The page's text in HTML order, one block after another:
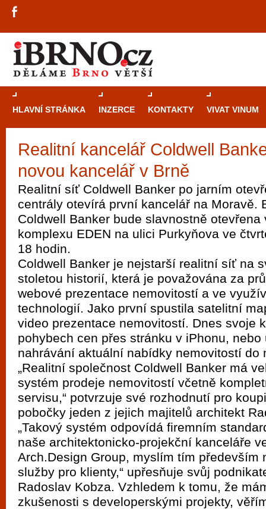
HLAVNÍ STRÁNKA INZERCE KONTAKTY VIVAT VINUM
Realitní kancelář Coldwell
novou kancelář v Brně
Realitní síť Coldwell Banker po jarním
centrály otevírá první kancelář na Moravě.
Coldwell Banker bude slavnostně
komplexu EDEN na ulici Purkyňova ve
18 hodin.
Coldwell Banker je nejstarší realitní síť na
stoletou historií, která je považována za
webové prezentace nemovitostí a ve
technologií. Jako první spustila satelitní
video prezentace nemovitostí. Dnes svoje
pohybech cen přes stránku v iPhonu, nebo
nahrávání aktuální nabídky nemovitostí do
„Realitní společnost Coldwell Banker má
systém prodeje nemovitostí včetně
servisu,“ potvrzuje své rozhodnutí pro
pobočky jeden z jejich majitelů architekt
„Takový systém odpovídá firemním
naše architektonicko-projekční kanceláře
Arch.Design Group, myslím tím především
služby pro klienty,“ upřesňuje svůj
Radoslav Kobza. Vzhledem k tomu, že
zkušenosti s developerskými projekty,
Průvodce
Brně: Od
automaty
Brno je
zajímavé
Mimo jiné je ale také místem, kde si
vyzkoušet různé kasinové hry. V
metropoli naleznete širokou nabídku her
po moderní automaty jak pro pravidelné
příležitostné hráče. V...